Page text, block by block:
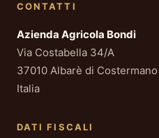
CONTATTI
Azienda Agricola Bondi
Via Costabella 34/A
37010 Albarè di Costermano
Italia
DATI FISCALI